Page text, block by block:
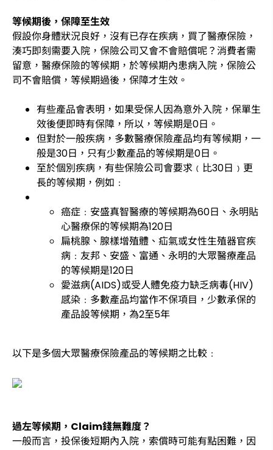
等候期後，保障至生效
假設你身體狀況良好，沒有已存在疾病，買了醫療保險，
湊巧即刻需要入院，保險公司又會不會賠償呢？消費者需
留意，醫療保險的等候期，於等候期內患病入院，保險公
司不會賠償，等候期過後，保障才生效。
有些產品會表明，如果受保人因為意外入院，保單生
效後便即時有保障，所以，等候期是0日。
但對於一般疾病，多數醫療保險產品均有等候期，一
般是30日，只有少數產品的等候期是0日。
至於個別疾病，有些保險公司會要求﹙比30日﹚更
長的等候期，例如﹕
癌症﹕安盛真智醫療的等候期為60日、永明貼
心醫療保的等候期為120日
扁桃腺、腺樣增殖體、疝氣或女性生殖器官疾
病﹕友邦、安盛、富通、永明的大眾醫療產品
的等候期是120日
愛滋病(AIDS)或受人體免疫力缺乏病毒(HIV)
感染﹕多數產品均當作不保項目，少數承保的
產品設等候期，為2至5年
以下是多個大眾醫療保險產品的等候期之比較﹕
過左等候期，Claim錢無難度？
一般而言，投保後短期內入院，索償時可能有點困難，因